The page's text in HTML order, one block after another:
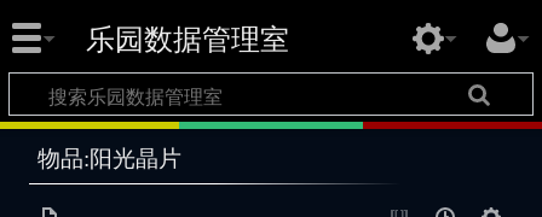
乐园数据管理室
物品:阳光晶片